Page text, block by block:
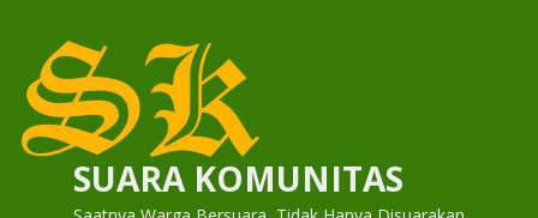
content
SUARA KOMUNITAS